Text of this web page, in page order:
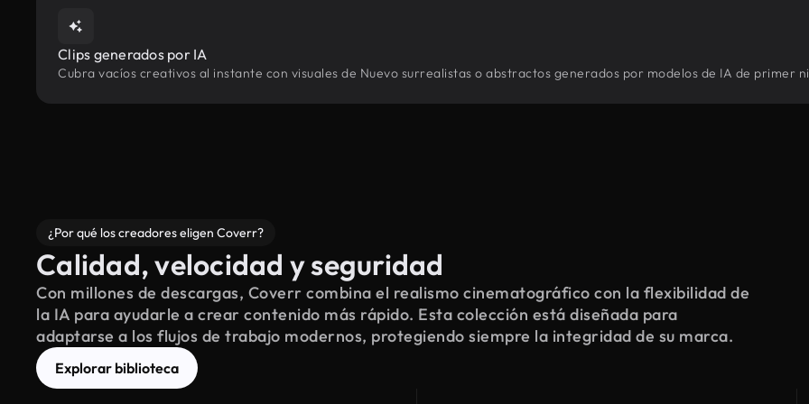
Clips generados por IA
Cubra vacíos creativos al instante con visuales de Nuevo surrealistas o abstractos generados por modelos de IA de primer
¿Por qué los creadores eligen Coverr?
Calidad, velocidad y seguridad
Con millones de descargas, Coverr combina el realismo cinematográfico con la flexibilidad de
la IA para ayudarle a crear contenido más rápido. Esta colección está diseñada para
adaptarse a los flujos de trabajo modernos, protegiendo siempre la integridad de su marca.
Explorar biblioteca